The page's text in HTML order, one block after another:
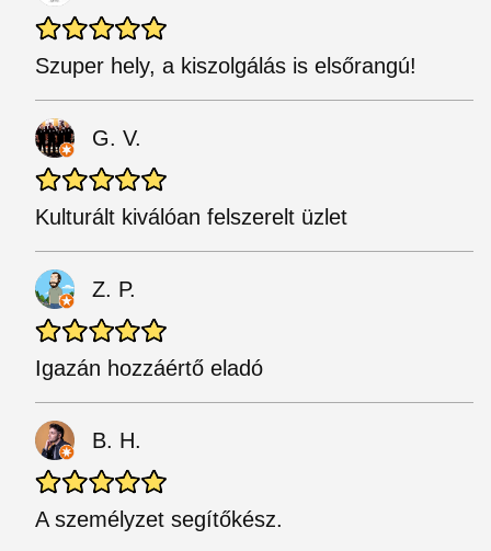
Szuper hely, a kiszolgálás is elsőrangú!
G. V.
Kulturált kiválóan felszerelt üzlet
Z. P.
Igazán hozzáértő eladó
B. H.
A személyzet segítőkész.